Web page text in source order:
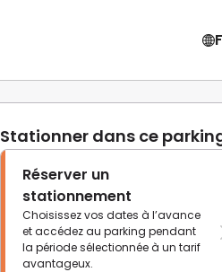
Stationner dans ce
Réserver un
stationnement
Choisissez vos dates à l’avance
et accédez au parking pendant
la période sélectionnée à un tarif
avantageux.